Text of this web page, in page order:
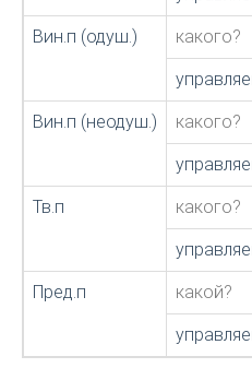
Вин.п (одуш.) какого?
Вин.п (неодуш.) какого?
Тв.п какого?
Пред.п какой?